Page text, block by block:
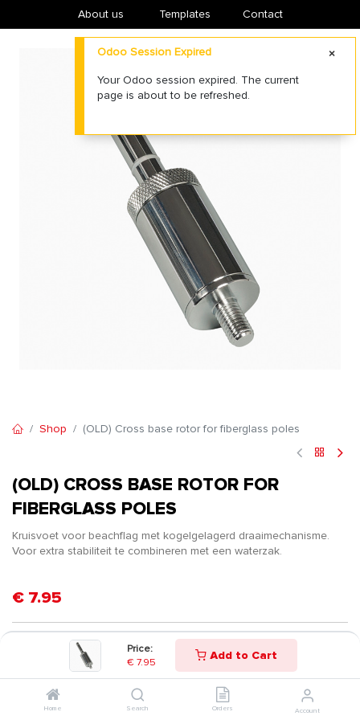
Price:
€ 7.95 Add to Cart
Home Search Orders Account
About us ​Templates Contact
Shop (OLD) Cross base rotor for fiberglass poles
(OLD) CROSS BASE ROTOR FOR
FIBERGLASS POLES
Kruisvoet voor beachflag met kogelgelagerd draaimechanisme.
Voor extra stabiliteit te combineren met een waterzak.
€ 7.95
Odoo Session Expired
Your Odoo session expired. The current
page is about to be refreshed.